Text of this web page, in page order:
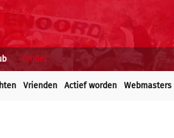
Profiel
Vrienden Actief worden Webmasters